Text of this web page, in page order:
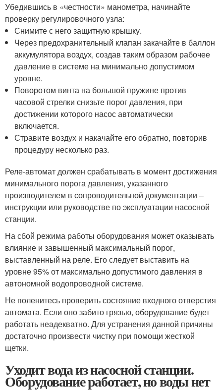
Убедившись в «честности» манометра, начинайте
проверку регулировочного узла:
Снимите с него защитную крышку.
Через предохранительный клапан закачайте в баллон
аккумулятора воздух, создав таким образом рабочее
давление в системе на минимально допустимом
уровне.
Поворотом винта на большой пружине против
часовой стрелки снизьте порог давления, при
достижении которого насос автоматически
включается.
Стравите воздух и накачайте его обратно, повторив
процедуру несколько раз.
Реле-автомат должен срабатывать в момент достижения
минимального порога давления, указанного
производителем в сопроводительной документации –
инструкции или руководстве по эксплуатации насосной
станции.
На сбой режима работы оборудования может оказывать
влияние и завышенный максимальный порог,
выставленный на реле. Его следует выставить на
уровне 95% от максимально допустимого давления в
автономной водопроводной системе.
Не поленитесь проверить состояние входного отверстия
автомата. Если оно забито грязью, оборудование будет
работать неадекватно. Для устранения данной причины
достаточно произвести чистку при помощи жесткой
щетки.
Уходит вода из насосной станции.
Оборудование работает, но воды нет